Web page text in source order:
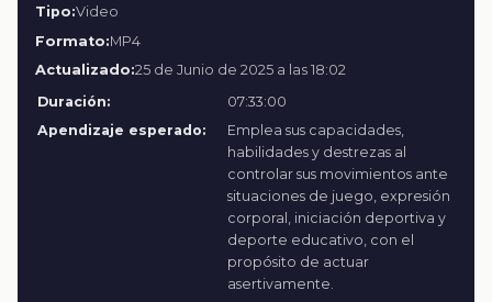
Tipo:Video
Formato:MP4
Actualizado:25 de Junio de 2025 a las 18:02
Duración:
07:33:00
Apendizaje esperado:
Emplea sus capacidades,
habilidades y destrezas al
controlar sus movimientos ante
situaciones de juego, expresión
corporal, iniciación deportiva y
deporte educativo, con el
propósito de actuar
asertivamente.